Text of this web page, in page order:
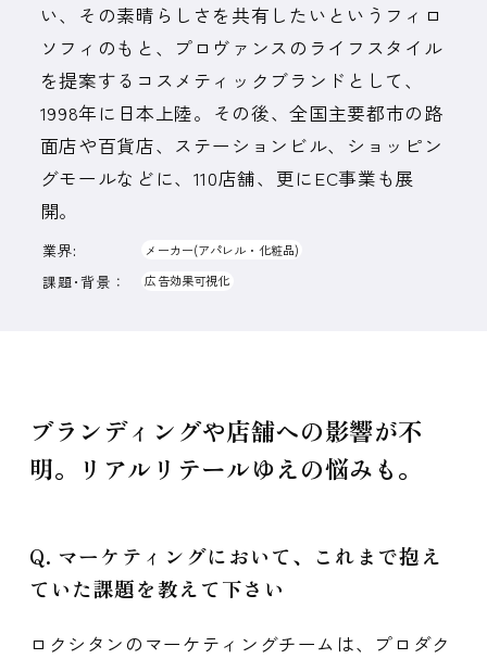
い、その素晴らしさを共有したいというフィロ
ソフィのもと、プロヴァンスのライフスタイル
を提案するコスメティックブランドとして、
1998年に日本上陸。その後、全国主要都市の路
面店や百貨店、ステーションビル、ショッピン
グモールなどに、110店舗、更にEC事業も展
開。
業界: メーカー(アパレル・化粧品)
課題･背景： 広告効果可視化
ブランディングや店舗への影響が不
明。リアルリテールゆえの悩みも。
Q. マーケティングにおいて、これまで抱え
ていた課題を教えて下さい
ロクシタンのマーケティングチームは、プロダク